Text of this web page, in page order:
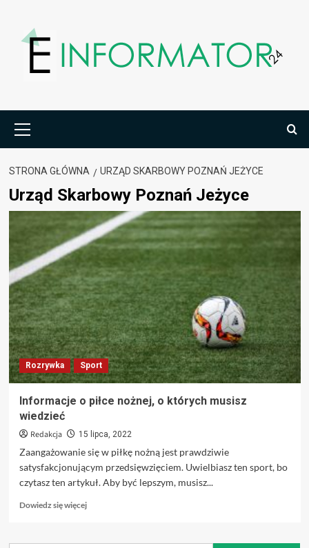
treści
główne
STRONA GŁÓWNA URZĄD SKARBOWY POZNAŃ JEŻYCE
Urząd Skarbowy Poznań Jeżyce
Rozrywka Sport
Informacje o piłce nożnej, o których musisz
wiedzieć
Redakcja 15 lipca, 2022
Zaangażowanie się w piłkę nożną jest prawdziwie
satysfakcjonującym przedsięwzięciem. Uwielbiasz ten sport, bo
czytasz ten artykuł. Aby być lepszym, musisz...
Dowiedz się więcejDowiedz
o